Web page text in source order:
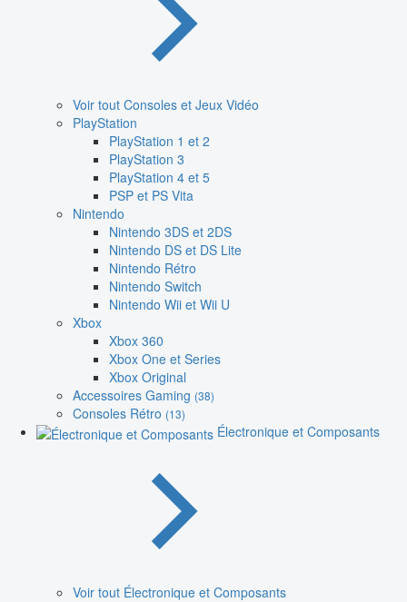
Voir tout Consoles et Jeux Vidéo
PlayStation
PlayStation 1 et 2
PlayStation 3
PlayStation 4 et 5
PSP et PS Vita
Nintendo
Nintendo 3DS et 2DS
Nintendo DS et DS Lite
Nintendo Rétro
Nintendo Switch
Nintendo Wii et Wii U
Xbox
Xbox 360
Xbox One et Series
Xbox Original
Accessoires Gaming (38)
Consoles Rétro (13)
Électronique et Composants
Voir tout Électronique et Composants